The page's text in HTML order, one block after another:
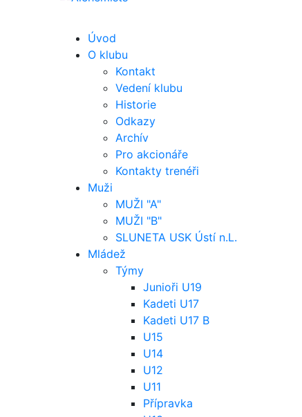
Úvod
O klubu
Kontakt
Vedení klubu
Historie
Odkazy
Archív
Pro akcionáře
Kontakty trenéři
Muži
MUŽI "A"
MUŽI "B"
SLUNETA USK Ústí n.L.
Mládež
Týmy
Junioři U19
Kadeti U17
Kadeti U17 B
U15
U14
U12
U11
Přípravka